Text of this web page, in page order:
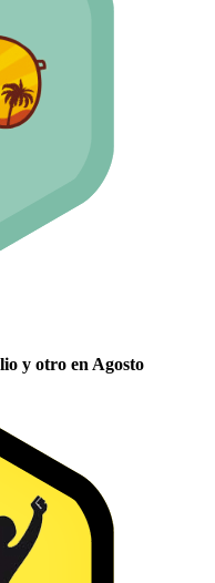
y otro en Agosto